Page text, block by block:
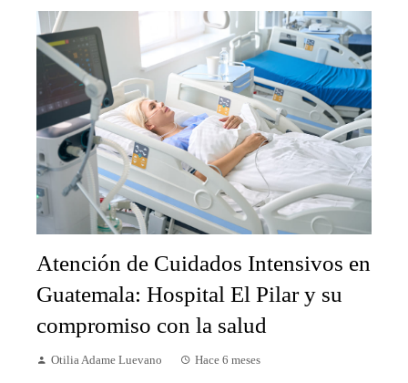
Atención de Cuidados Intensivos en
Guatemala: Hospital El Pilar y su
compromiso con la salud
Otilia Adame Luevano Hace 6 meses